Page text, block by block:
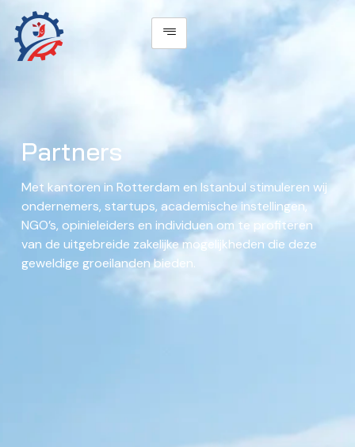
Partners
Met kantoren in Rotterdam en Istanbul stimuleren wij
ondernemers, startups, academische instellingen,
NGO’s, opinieleiders en individuen om te profiteren
van de uitgebreide zakelijke mogelijkheden die deze
geweldige groeilanden bieden.